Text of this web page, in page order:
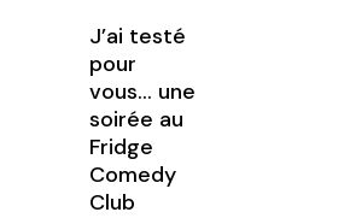
J’ai testé
pour
vous… une
soirée au
Fridge
Comedy
Club